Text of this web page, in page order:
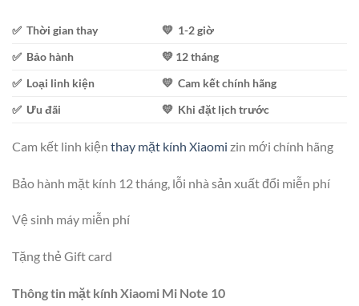
✅ Thời gian thay
💛 1-2 giờ
✅ Bảo hành
💛 12 tháng
✅ Loại linh kiện
💛 Cam kết chính hãng
✅ Ưu đãi
💛 Khi đặt lịch trước
Cam kết linh kiện thay mặt kính Xiaomi zin mới chính hãng
Bảo hành mặt kính 12 tháng, lỗi nhà sản xuất đổi miễn phí
Vệ sinh máy miễn phí
Tặng thẻ Gift card
Thông tin mặt kính Xiaomi Mi Note 10